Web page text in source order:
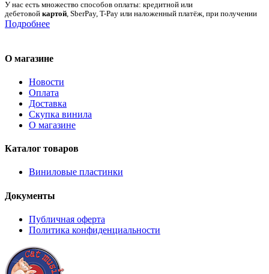
У нас есть множество способов оплаты: кредитной или
дебетовой картой, SberPay, T-Pay или наложенный платёж, при получении
Подробнее
О магазине
Новости
Оплата
Доставка
Скупка винила
О магазине
Каталог товаров
Виниловые пластинки
Документы
Публичная оферта
Политика конфиденциальности